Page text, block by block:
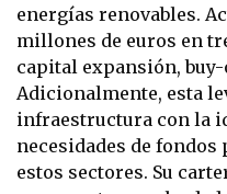
energías renovables.
millones de euros en
capital expansión,
Adicionalmente, esta
infraestructura con la
necesidades de
estos sectores. Su